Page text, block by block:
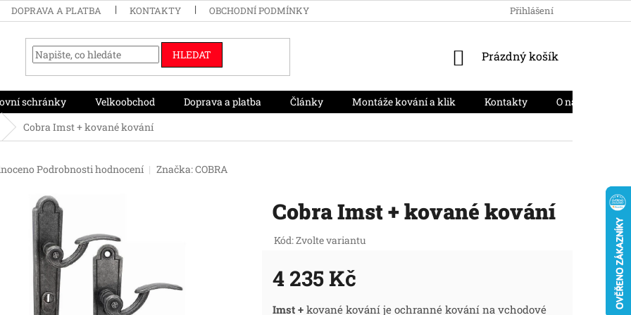
DOPRAVA A PLATBA KONTAKTY OBCHODNÍ PODMÍNKY PODMÍNKY OCHRANY OSOBNÍCH
Přihlášení
HLEDAT
NÁKUPNÍ
Prázdný košík
schránky Velkoobchod Doprava a platba Články Montáže kování a klik Kontakty O nás
Cobra Imst + kované kování
Podrobnosti hodnocení Značka:COBRA
Cobra Imst + kované kování
Kód:Zvolte variantu
4 235 Kč
Imst +kované kování je ochranné kování na vchodové